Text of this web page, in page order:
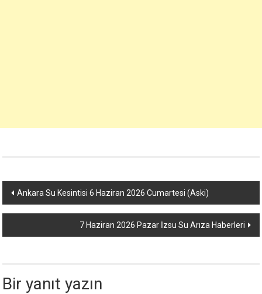
Yazı
dolaşımı
Ankara Su Kesintisi 6 Haziran 2026 Cumartesi (Aski)
7 Haziran 2026 Pazar İzsu Su Arıza Haberleri
Bir yanıt yazın